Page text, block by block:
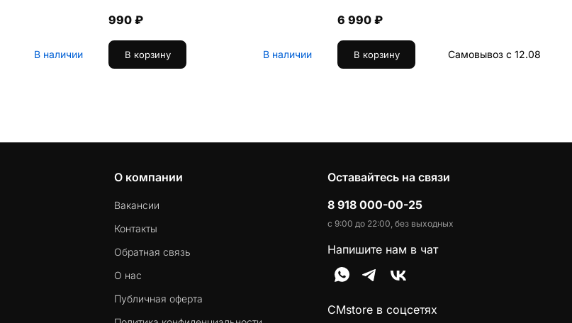
В наличии
990 ₽
В корзину В наличии
6 990 ₽
В корзину Самовывоз с 12.08
О компании
Вакансии
Контакты
Обратная связь
О нас
Публичная оферта
Оставайтесь на связи
8 918 000-00-25
с 9:00 до 22:00, без выходных
Напишите нам в чат
CMstore в соцсетях